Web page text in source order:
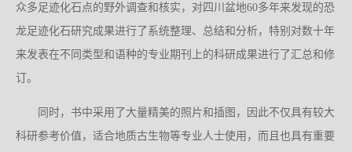
众多足迹化石点的野外调查和核实，对四川盆地60多年来发现的恐
龙足迹化石研究成果进行了系统整理、总结和分析，特别对数十年
来发表在不同类型和语种的专业期刊上的科研成果进行了汇总和修
订。
同时，书中采用了大量精美的照片和插图，因此不仅具有较大
科研参考价值，适合地质古生物等专业人士使用，而且也具有重要